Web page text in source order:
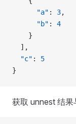
      "a"
: 3,
      "b"
: 4
    }
  ],
  "c"
: 5
}
获取 unnest 结